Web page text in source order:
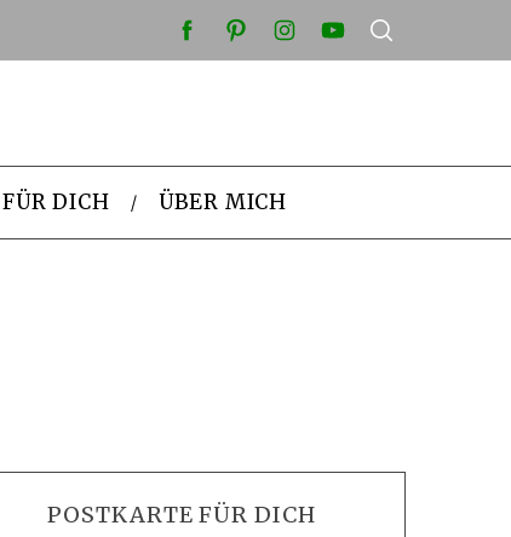
FÜR DICH ÜBER MICH
POSTKARTE FÜR DICH